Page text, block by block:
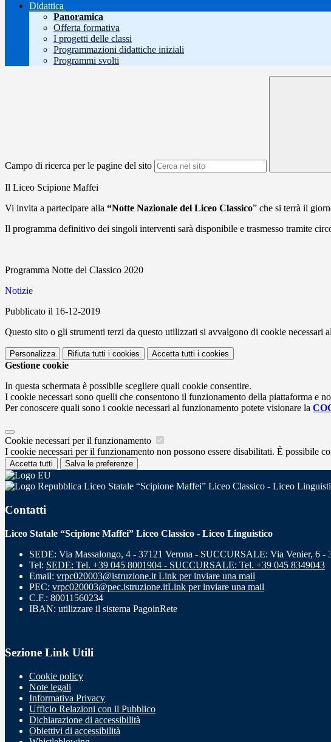
Didattica
Panoramica
Offerta formativa
I progetti delle classi
Programmazioni didattiche iniziali
Programmi svolti
Campo di ricerca per le pagine del sito
Il Liceo Scipione Maffei
Vi invita a partecipare alla “Notte Nazionale del Liceo Classico” che si terrà il
Il programma definitivo dei singoli interventi sarà disponibile e trasmesso tramite
Programma Notte del Classico 2020
Notizie
Pubblicato il 16-12-2019
Questo sito o gli strumenti terzi da questo utilizzati si avvalgono di cookie necessari
Personalizza Rifiuta tutti i cookies Accetta tutti i cookies
Gestione cookie
In questa schermata è possibile scegliere quali cookie consentire.
I cookie necessari sono quelli che consentono il funzionamento della piattaforma e
Per conoscere quali sono i cookie necessari al funzionamento potete visionare la
Cookie necessari per il funzionamento
I cookie necessari per il funzionamento non possono essere disabilitati. È possibile
Accetta tutti Salva le preferenze
Liceo Statale “Scipione Maffei” Liceo Classico - Liceo
Contatti
Liceo Statale “Scipione Maffei” Liceo Classico - Liceo Linguistico
SEDE: Via Massalongo, 4 - 37121 Verona - SUCCURSALE: Via Venier, 6 -
Tel: SEDE: Tel. +39 045 8001904 - SUCCURSALE: Tel. +39 045 8349043
Email: vrpc020003@istruzione.it Link per inviare una mail
PEC: vrpc020003@pec.istruzione.itLink per inviare una mail
C.F.: 80011560234
IBAN: utilizzare il sistema PagoinRete
Sezione Link Utili
Cookie policy
Note legali
Informativa Privacy
Ufficio Relazioni con il Pubblico
Dichiarazione di accessibilità
Obiettivi di accessibilità